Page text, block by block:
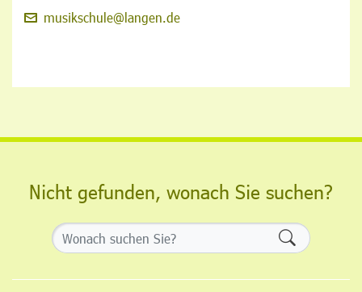
musikschule@langen.de
Nicht gefunden, wonach Sie suchen?